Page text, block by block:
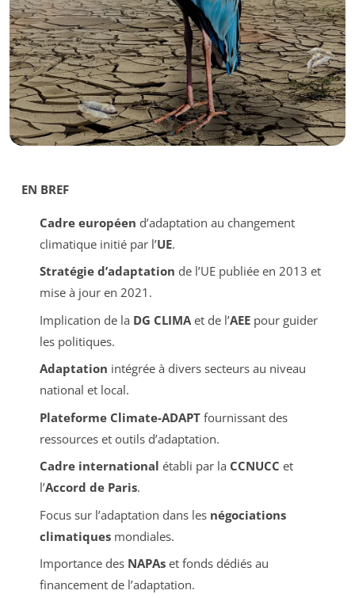
EN BREF
Cadre européen d’adaptation au changement
climatique initié par l’UE.
Stratégie d’adaptation de l’UE publiée en 2013 et
mise à jour en 2021.
Implication de la DG CLIMAet de l’AEEpour guider
les politiques.
Adaptation intégrée à divers secteurs au niveau
national et local.
Plateforme Climate-ADAPTfournissant des
ressources et outils d’adaptation.
Cadre international établi par la CCNUCC et
l’Accord de Paris.
Focus sur l’adaptation dans les négociations
climatiquesmondiales.
Importance des NAPAset fonds dédiés au
financement de l’adaptation.